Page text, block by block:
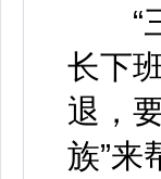
“三
长下
退，
族”来